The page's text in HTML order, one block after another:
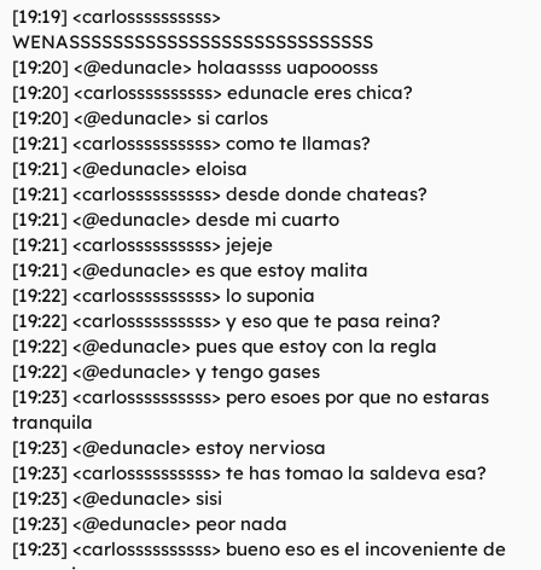
r
d
e
l
t
e
m
a
n
i
c
i
o
[19:19] <carlossssssssss>
WENASSSSSSSSSSSSSSSSSSSSSSSSSSSS
[19:20] <@edunacle> holaassss uapooosss
[19:20] <carlossssssssss> edunacle eres chica?
[19:20] <@edunacle> si carlos
[19:21] <carlossssssssss> como te llamas?
[19:21] <@edunacle> eloisa
[19:21] <carlossssssssss> desde donde chateas?
[19:21] <@edunacle> desde mi cuarto
[19:21] <carlossssssssss> jejeje
[19:21] <@edunacle> es que estoy malita
[19:22] <carlossssssssss> lo suponia
[19:22] <carlossssssssss> y eso que te pasa reina?
[19:22] <@edunacle> pues que estoy con la regla
[19:22] <@edunacle> y tengo gases
[19:23] <carlossssssssss> pero esoes por que no estaras
tranquila
[19:23] <@edunacle> estoy nerviosa
[19:23] <carlossssssssss> te has tomao la saldeva esa?
[19:23] <@edunacle> sisi
[19:23] <@edunacle> peor nada
[19:23] <carlossssssssss> bueno eso es el incoveniente de